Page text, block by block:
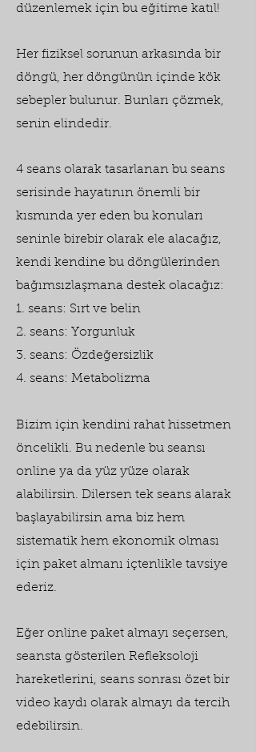
düzenlemek için bu eğitime katıl!
Her fiziksel sorunun arkasında bir
döngü, her döngünün içinde kök
sebepler bulunur. Bunları çözmek,
senin elindedir.
4 seans olarak tasarlanan bu seans
serisinde hayatının önemli bir
kısmında yer eden bu konuları
seninle birebir olarak ele alacağız,
kendi kendine bu döngülerinden
bağımsızlaşmana destek olacağız:
1. seans: Sırt ve belin
2. seans: Yorgunluk
3. seans: Özdeğersizlik
4. seans: Metabolizma
Bizim için kendini rahat hissetmen
öncelikli. Bu nedenle bu seansı
online ya da yüz yüze olarak
alabilirsin. Dilersen tek seans alarak
başlayabilirsin ama biz hem
sistematik hem ekonomik olması
için paket almanı içtenlikle tavsiye
ederiz.
Eğer online paket almayı seçersen,
seansta gösterilen Refleksoloji
hareketlerini, seans sonrası özet bir
video kaydı olarak almayı da tercih
edebilirsin.